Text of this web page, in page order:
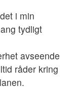
i min
tydligt
avseende
råder kring